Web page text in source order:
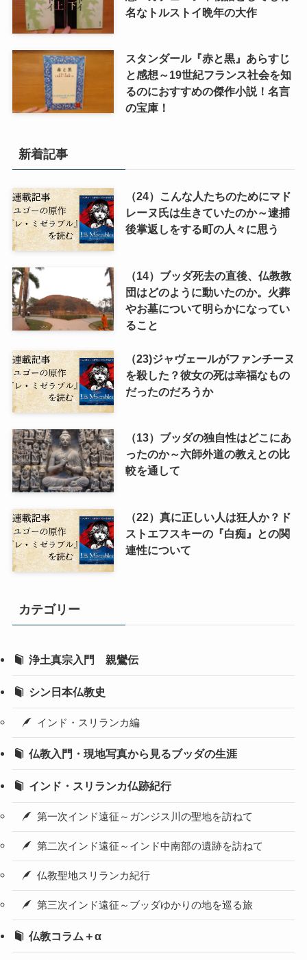
名なトルストイ晩年の大作
スタンダール『赤と黒』あらすじ
と感想～19世紀フランス社会を知
るのにおすすめの傑作小説！名言
の宝庫！
新着記事
（24）こんな人たちのためにマド
レーヌ氏は生きていたのか～逮捕
後掌返しをする町の人々に思う
（14）ブッダ死去の直後、仏教教
団はどのように動いたのか。火葬
やお墓について明らかになってい
ること
（23)ジャヴェールがファンチーヌ
を殺した？彼女の死は幸福なもの
だったのだろうか
（13）ブッダの独自性はどこにあ
ったのか～六師外道の教えとの比
較を通して
（22）真に正しい人は狂人か？ド
ストエフスキーの『白痴』との関
連性について
カテゴリー
浄土真宗入門 親鸞伝
シン日本仏教史
インド・スリランカ編
仏教入門・現地写真から見るブッダの生涯
インド・スリランカ仏跡紀行
第一次インド遠征～ガンジス川の聖地を訪ねて
第二次インド遠征～インド中南部の遺跡を訪ねて
仏教聖地スリランカ紀行
第三次インド遠征～ブッダゆかりの地を巡る旅
仏教コラム＋α